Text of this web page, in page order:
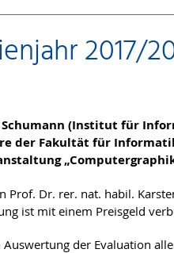
2017/
(Institut für
der Fakultät für
Prof. Dr. rer. nat. habil.
ist mit einem Preisgeld
der Evaluation